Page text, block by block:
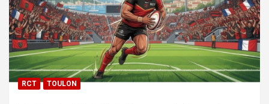
RCT TOULON